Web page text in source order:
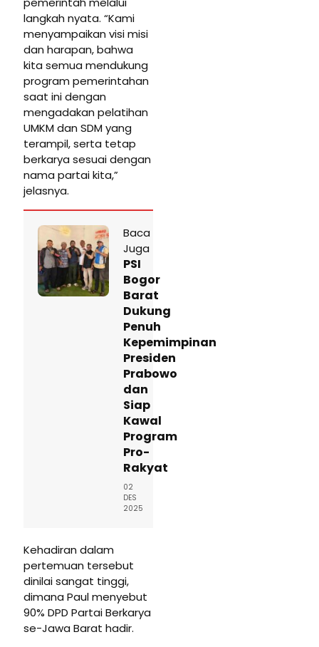
langkah nyata. “Kami
menyampaikan visi misi
dan harapan, bahwa
kita semua mendukung
program pemerintahan
saat ini dengan
mengadakan pelatihan
UMKM dan SDM yang
terampil, serta tetap
berkarya sesuai dengan
nama partai kita,”
jelasnya.
Baca
Juga
PSI
Bogor
Barat
Dukung
Penuh
Kepemimpinan
Presiden
Prabowo
dan
Siap
Kawal
Program
Pro-
Rakyat
02
DES
2025
Kehadiran dalam
pertemuan tersebut
dinilai sangat tinggi,
dimana Paul menyebut
90% DPD Partai Berkarya
se-Jawa Barat hadir.